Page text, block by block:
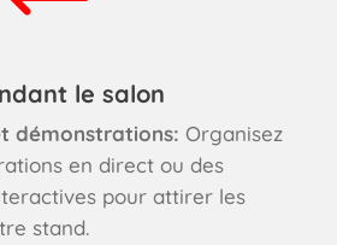
le salon
démonstrations: Organisez
en direct ou des
pour attirer les
stand.